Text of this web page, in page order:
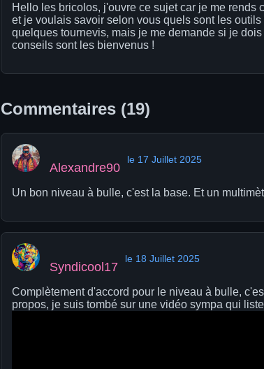
Hello les bricolos, j'ouvre ce sujet car je me rends
et je voulais savoir selon vous quels sont les
quelques tournevis, mais je me demande si je
conseils sont les bienvenus !
Commentaires (19)
Alexandre90
le 17 Juillet 2025
Un bon niveau à bulle, c'est la base. Et un
Syndicool17
le 18 Juillet 2025
Complètement d'accord pour le niveau à bulle,
propos, je suis tombé sur une vidéo sympa qui